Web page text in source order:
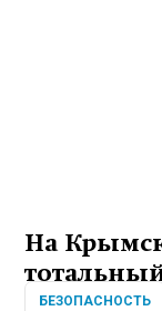
На
БЕЗОПАСНОСТЬ